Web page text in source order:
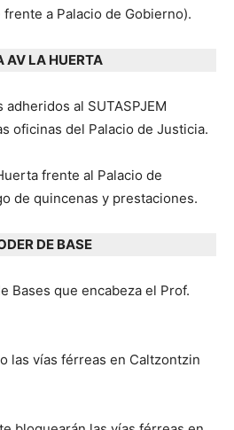
a Palacio de Gobierno).
AV LA HUERTA
al SUTASPJEM
oficinas del Palacio de Justicia.
frente al Palacio de
de quincenas y prestaciones.
DE BASE
Bases que encabeza el Prof.
las vías férreas en Caltzontzin